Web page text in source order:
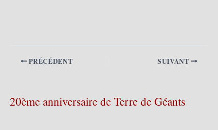
PRÉCÉDENT SUIVANT
20ème anniversaire de Terre de Géants